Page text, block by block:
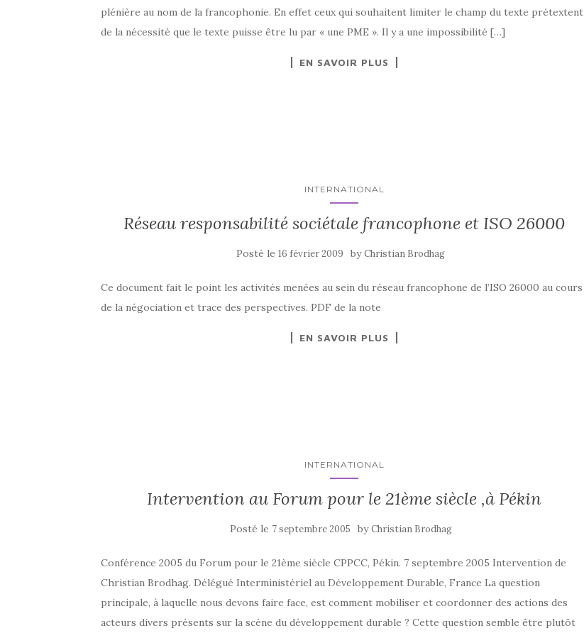
plénière au nom de la francophonie. En effet ceux qui souhaitent limiter le champ du texte prétextent
de la nécessité que le texte puisse être lu par « une PME ». Il y a une impossibilité […]
EN SAVOIR PLUS
INTERNATIONAL
Réseau responsabilité sociétale francophone et ISO 26000
Posté le16 février 2009 byChristian Brodhag
Ce document fait le point les activités menées au sein du réseau francophone de l’ISO 26000 au cours
de la négociation et trace des perspectives. PDF de la note
EN SAVOIR PLUS
INTERNATIONAL
Intervention au Forum pour le 21ème siècle ,à Pékin
Posté le 7 septembre 2005 byChristian Brodhag
Conférence 2005 du Forum pour le 21ème siècle CPPCC, Pékin. 7 septembre 2005 Intervention de
Christian Brodhag. Délégué Interministériel au Développement Durable, France La question
principale, à laquelle nous devons faire face, est comment mobiliser et coordonner des actions des
acteurs divers présents sur la scène du développement durable ? Cette question semble être plutôt